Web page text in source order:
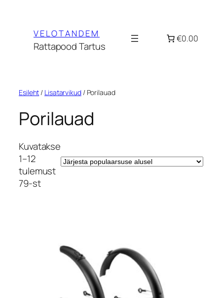
VELOTANDEM
Rattapood Tartus
€0.00
Esileht / Lisatarvikud/ Porilauad
Porilauad
Kuvatakse
1–12
tulemust
79-stSorteeritud